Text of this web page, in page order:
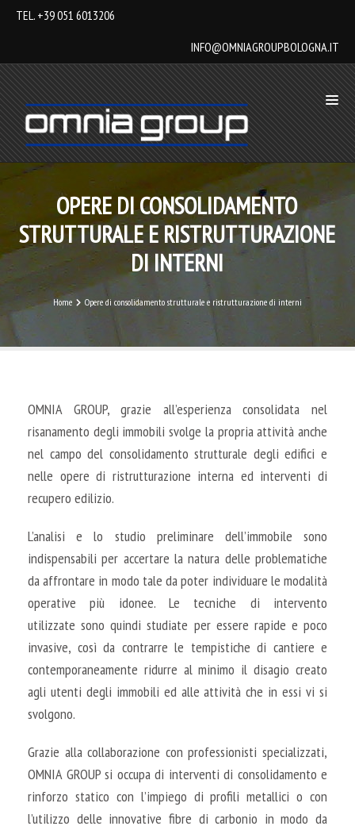
TEL. +39 051 6013206
INFO@OMNIAGROUPBOLOGNA.IT
OPERE DI CONSOLIDAMENTO
STRUTTURALE E RISTRUTTURAZIONE
DI INTERNI
Home Opere di consolidamento strutturale e ristrutturazione di interni
OMNIA GROUP, grazie all’esperienza consolidata nel
risanamento degli immobili svolge la propria attività anche
nel campo del consolidamento strutturale degli edifici e
nelle opere di ristrutturazione interna ed interventi di
recupero edilizio.
L’analisi e lo studio preliminare dell’immobile sono
indispensabili per accertare la natura delle problematiche
da affrontare in modo tale da poter individuare le modalità
operative più idonee. Le tecniche di intervento
utilizzate sono quindi studiate per essere rapide e poco
invasive, così da contrarre le tempistiche di cantiere e
contemporaneamente ridurre al minimo il disagio creato
agli utenti degli immobili ed alle attività che in essi vi si
svolgono.
Grazie alla collaborazione con professionisti specializzati,
OMNIA GROUP si occupa di interventi di consolidamento e
rinforzo statico con l’impiego di profili metallici o con
l’utilizzo delle innovative fibre di carbonio in modo da